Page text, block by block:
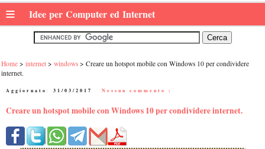
≡ Idee per Computer ed Internet
Home internet windows
Creare un hotspot mobile con Windows 10 per condividere
internet.
Aggiornato: 31/03/2017 Nessun commento :
Creare un hotspot mobile con Windows 10 per condividere internet.